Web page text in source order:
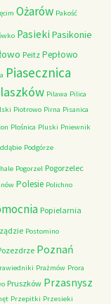
Ożarów Pakość
Pasieki Pasikonie
Peitz Pepłowo
Piasecznica
Pilawa Pilica
Piotrowo Pirna Pisanica
Plośnica Pluski Pniewnik
Podgórze
Pogorzel Pogorzelec
Polesie Polichno
Popielarnia
Postomino
Poznań
Prażmów Prora
Pruszków Przasnysz
Przepitki Przesieki